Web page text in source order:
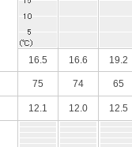
16.5 16.6 19.2
75 74 65
12.1 12.0 12.5